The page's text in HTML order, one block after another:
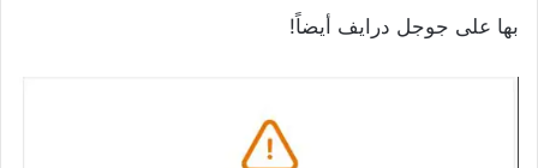
بها على جوجل درايف أيضاً!